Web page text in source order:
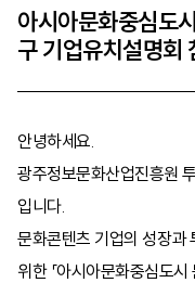
아시아문화중심도
구 기업유치설명회
안녕하세요.
광주정보문화산업진흥원
입니다.
문화콘텐츠 기업의 성장과
위한 「아시아문화중심도